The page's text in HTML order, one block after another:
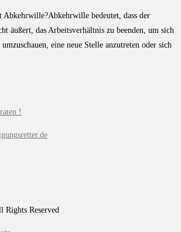
Abkehrwille?Abkehrwille bedeutet, dass der
äußert, das Arbeitsverhältnis zu beenden, um sich
eine neue Stelle anzutreten oder sich
!
Rights Reserved